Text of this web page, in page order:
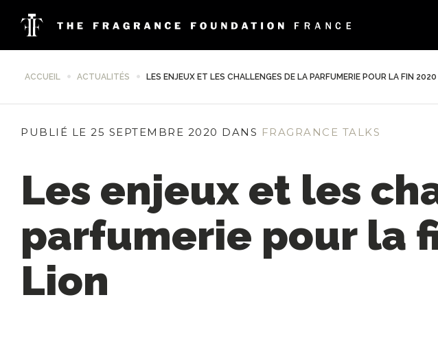
ACCUEIL ACTUALITÉS LES ENJEUX ET LES CHALLENGES DE LA PARFUMERIE POUR LA FIN
PUBLIÉ LE 25 SEPTEMBRE 2020 DANS FRAGRANCE TALKS
Les enjeux et les
parfumerie pour la
Lion